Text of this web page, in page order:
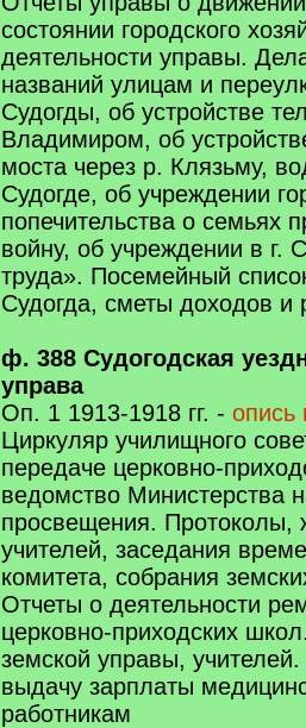
состоянии городского
деятельности управы.
названий улицам и
Судогды, об устройстве
Владимиром, об
моста через р. Клязьму,
Судогде, об учреждении
попечительства о семьях
войну, об учреждении в г.
труда». Посемейный
Судогда, сметы доходов и
ф. 388 Судогодская
управа
Оп. 1 1913-1918 гг. - опись
Циркуляр училищного
передаче церковно-
ведомство Министерства
просвещения. Протоколы,
учителей, заседания
комитета, собрания
Отчеты о деятельности
церковно-приходских
земской управы,
выдачу зарплаты
работникам